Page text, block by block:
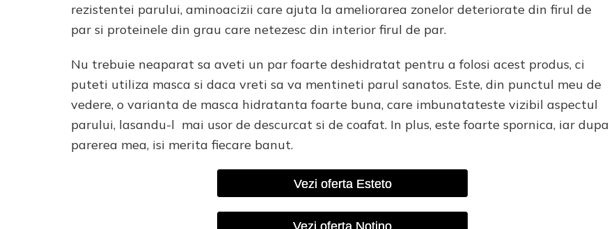
rezistentei parului, aminoacizii care ajuta la ameliorarea zonelor deteriorate din firul de
par si proteinele din grau care netezesc din interior firul de par.
Nu trebuie neaparat sa aveti un par foarte deshidratat pentru a folosi acest produs, ci
puteti utiliza masca si daca vreti sa va mentineti parul sanatos. Este, din punctul meu de
vedere, o varianta de masca hidratanta foarte buna, care imbunatateste vizibil aspectul
parului, lasandu-l mai usor de descurcat si de coafat. In plus, este foarte spornica, iar dupa
parerea mea, isi merita fiecare banut.
Vezi oferta Esteto
Vezi oferta Notino